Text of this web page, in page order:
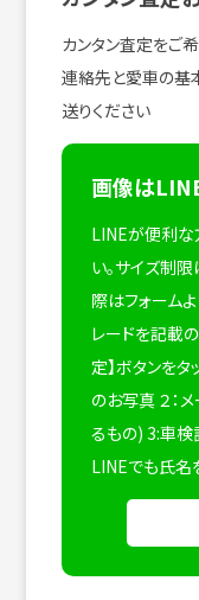
カンタン査定をご
連絡先と愛車の基
送りください
画像は
LINEが便利な
い。サイズ制限
際はフォームよ
レードを記載
定】ボタンを
のお写真 ２：
るもの) 3:車検
LINEでも氏名